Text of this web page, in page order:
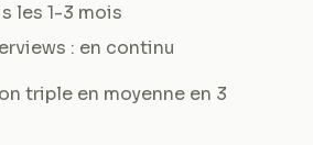
les 1-3 mois
: en continu
triple en moyenne en 3